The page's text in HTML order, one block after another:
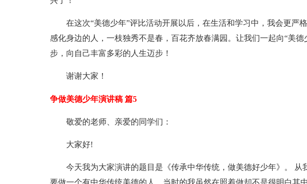
在这次“美德少年”评比活动开展以后，在生活和学习中，我会更严
感化身边的人，一枝独秀不是春，百花齐放春满园。让我们一起向“美
步，向自己丰富多彩的人生迈步！
谢谢大家！
争做美德少年演讲稿 篇5
敬爱的老师、亲爱的同学们：
大家好!
今天我为大家演讲的题目是《传承中华传统，做美德好少年》。 从
要做一个有中华传统美德的人。当时的我虽然在照着做却不是很明白其